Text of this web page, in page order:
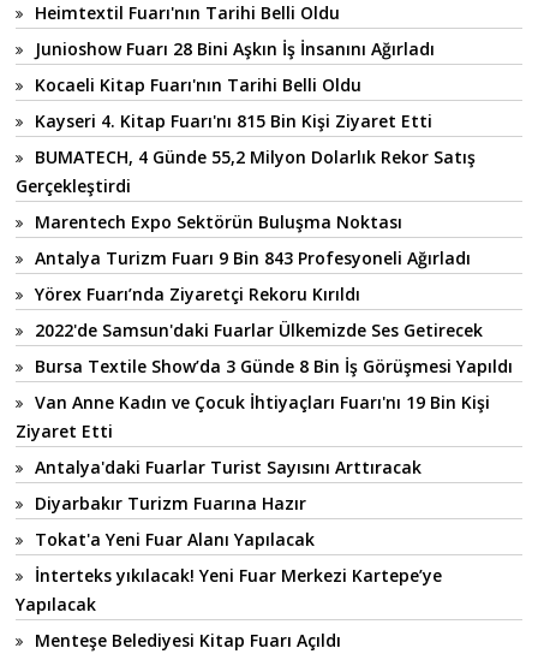
Heimtextil Fuarı'nın Tarihi Belli Oldu
Junioshow Fuarı 28 Bini Aşkın İş İnsanını Ağırladı
Kocaeli Kitap Fuarı'nın Tarihi Belli Oldu
Kayseri 4. Kitap Fuarı'nı 815 Bin Kişi Ziyaret Etti
BUMATECH, 4 Günde 55,2 Milyon Dolarlık Rekor Satış
Gerçekleştirdi
Marentech Expo Sektörün Buluşma Noktası
Antalya Turizm Fuarı 9 Bin 843 Profesyoneli Ağırladı
Yörex Fuarı’nda Ziyaretçi Rekoru Kırıldı
2022'de Samsun'daki Fuarlar Ülkemizde Ses Getirecek
Bursa Textile Show’da 3 Günde 8 Bin İş Görüşmesi Yapıldı
Van Anne Kadın ve Çocuk İhtiyaçları Fuarı'nı 19 Bin Kişi
Ziyaret Etti
Antalya'daki Fuarlar Turist Sayısını Arttıracak
Diyarbakır Turizm Fuarına Hazır
Tokat'a Yeni Fuar Alanı Yapılacak
İnterteks yıkılacak! Yeni Fuar Merkezi Kartepe’ye
Yapılacak
Menteşe Belediyesi Kitap Fuarı Açıldı